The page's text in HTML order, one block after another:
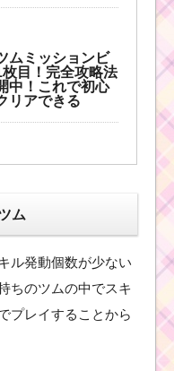
ムミッションビ
枚目！完全攻略法
中！これで初心
リアできる
が1プレイで50
クリアする方法
ム
ル発動個数が少ない
ちのツムの中でスキ
プレイすることから